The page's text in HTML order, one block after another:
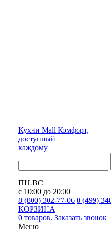
Кухни Mall Комфорт,
доступный
каждому
ПН-ВС
с 10:00 до 20:00
8 (800) 302-77-06 8 (499)
КОРЗИНА
0 товаров. Заказать звонок
Меню